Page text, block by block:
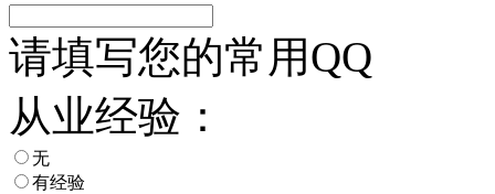
请填写您的常用QQ
从业经验：
无
有经验